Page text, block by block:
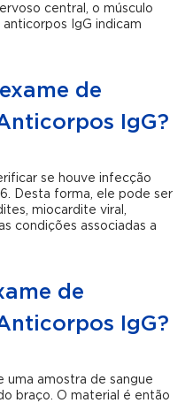
central, o músculo
IgG indicam
de
IgG?
se houve infecção
Desta forma, ele pode ser
miocardite viral,
condições associadas a
de
IgG?
uma amostra de sangue
braço. O material é então